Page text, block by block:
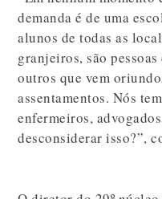
demanda é de uma
alunos de todas as
granjeiros, são
outros que vem
assentamentos. Nós
enfermeiros,
desconsiderar isso?”,